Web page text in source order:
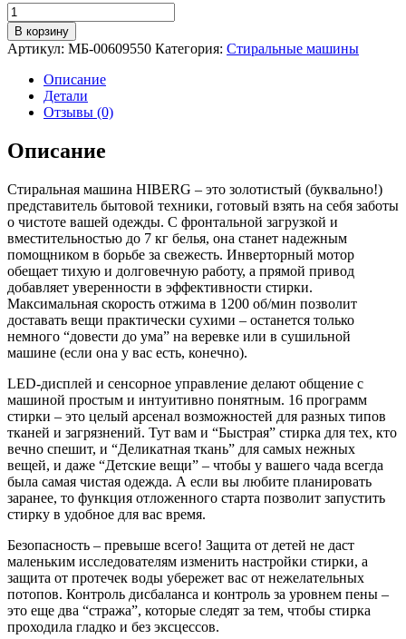
Количество
товара
Стиральная
машина
HIBERG
DDQ9-
G
В корзину
Артикул: МБ-00609550 Категория: Стиральные машины
Описание
Детали
Отзывы (0)
Описание
Стиральная машина HIBERG – это золотистый (буквально!)
представитель бытовой техники, готовый взять на себя заботы
о чистоте вашей одежды. С фронтальной загрузкой и
вместительностью до 7 кг белья, она станет надежным
помощником в борьбе за свежесть. Инверторный мотор
обещает тихую и долговечную работу, а прямой привод
добавляет уверенности в эффективности стирки.
Максимальная скорость отжима в 1200 об/мин позволит
доставать вещи практически сухими – останется только
немного “довести до ума” на веревке или в сушильной
машине (если она у вас есть, конечно).
LED-дисплей и сенсорное управление делают общение с
машиной простым и интуитивно понятным. 16 программ
стирки – это целый арсенал возможностей для разных типов
тканей и загрязнений. Тут вам и “Быстрая” стирка для тех, кто
вечно спешит, и “Деликатная ткань” для самых нежных
вещей, и даже “Детские вещи” – чтобы у вашего чада всегда
была самая чистая одежда. А если вы любите планировать
заранее, то функция отложенного старта позволит запустить
стирку в удобное для вас время.
Безопасность – превыше всего! Защита от детей не даст
маленьким исследователям изменить настройки стирки, а
защита от протечек воды убережет вас от нежелательных
потопов. Контроль дисбаланса и контроль за уровнем пены –
это еще два “стража”, которые следят за тем, чтобы стирка
проходила гладко и без эксцессов.